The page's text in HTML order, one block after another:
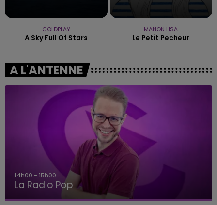
COLDPLAY
A Sky Full Of Stars
MANON LISA
Le Petit Pecheur
A L'ANTENNE
14h00 - 15h00
La Radio Pop